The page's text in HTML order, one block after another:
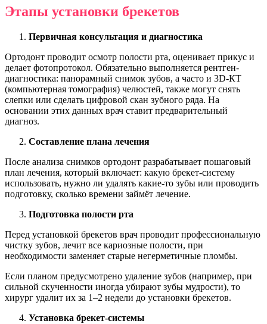
Этапы установки брекетов
Первичная консультация и диагностика
Ортодонт проводит осмотр полости рта, оценивает прикус и
делает фотопротокол. Обязательно выполняется рентген-
диагностика: панорамный снимок зубов, а часто и 3D-КТ
(компьютерная томография) челюстей, также могут снять
слепки или сделать цифровой скан зубного ряда. На
основании этих данных врач ставит предварительный
диагноз.
Составление плана лечения
После анализа снимков ортодонт разрабатывает пошаговый
план лечения, который включает: какую брекет-систему
использовать, нужно ли удалять какие-то зубы или проводить
подготовку, сколько времени займёт лечение.
Подготовка полости рта
Перед установкой брекетов врач проводит профессиональную
чистку зубов, лечит все кариозные полости, при
необходимости заменяет старые негерметичные пломбы.
Если планом предусмотрено удаление зубов (например, при
сильной скученности иногда убирают зубы мудрости), то
хирург удалит их за 1–2 недели до установки брекетов.
Установка брекет-системы